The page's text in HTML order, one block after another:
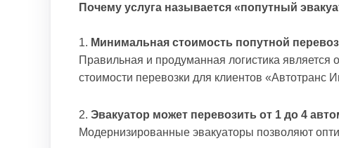
Почему услуга называется «попутный
Минимальная стоимость попутной
Правильная и продуманная логистика
стоимости перевозки для клиентов «Автотранс
Эвакуатор может перевозить от 1 до 4
Модернизированные эвакуаторы позволяют